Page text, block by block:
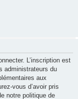
L’inscription est
administrateurs du
aux
vous d’avoir pris
notre politique de